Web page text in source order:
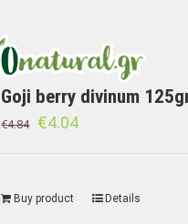
Goji berry divinum
€4.84 €4.04
Buy product Details